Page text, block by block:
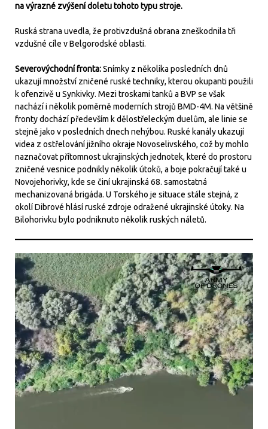
na výrazné zvýšení doletu tohoto typu stroje.
Ruská strana uvedla, že protivzdušná obrana zneškodnila tři
vzdušné cíle v Belgorodské oblasti.
Severovýchodní fronta:Snímky z několika posledních dnů
ukazují množství zničené ruské techniky, kterou okupanti použili
k ofenzivě u Synkivky. Mezi troskami tanků a BVP se však
nachází i několik poměrně moderních strojů BMD-4M. Na většině
fronty dochází především k dělostřeleckým duelům, ale linie se
stejně jako v posledních dnech nehýbou. Ruské kanály ukazují
videa z ostřelování jižního okraje Novoselivského, což by mohlo
naznačovat přítomnost ukrajinských jednotek, které do prostoru
zničené vesnice podnikly několik útoků, a boje pokračují také u
Novojehorivky, kde se činí ukrajinská 68. samostatná
mechanizovaná brigáda. U Torského je situace stále stejná, z
okolí Dibrové hlásí ruské zdroje odražené ukrajinské útoky. Na
Bilohorivku bylo podniknuto několik ruských náletů.